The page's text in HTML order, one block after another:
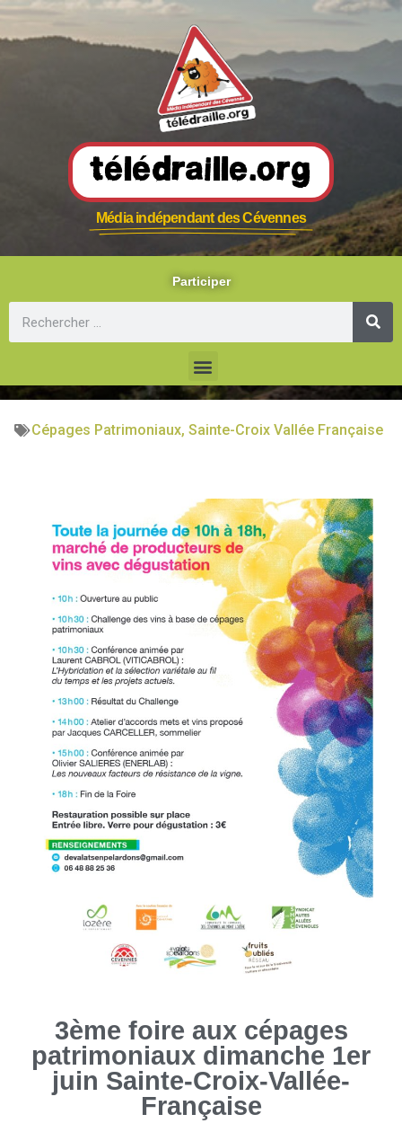
Télédraille.org
Média indépendant des Cévennes
Participer
Cépages Patrimoniaux, Sainte-Croix Vallée Française
3ème foire aux cépages
patrimoniaux dimanche 1er
juin Sainte-Croix-Vallée-
Française